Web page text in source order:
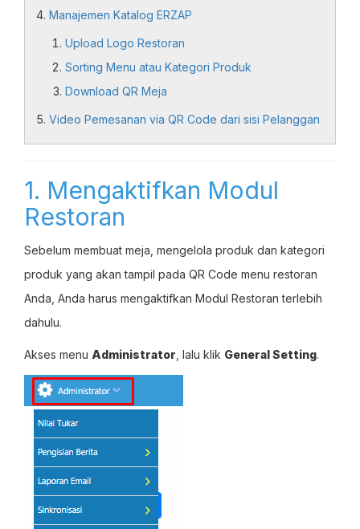
Manajemen Katalog ERZAP
Upload Logo Restoran
Sorting Menu atau Kategori Produk
Download QR Meja
Video Pemesanan via QR Code dari sisi Pelanggan
1. Mengaktifkan Modul
Restoran
Sebelum membuat meja, mengelola produk dan kategori
produk yang akan tampil pada QR Code menu restoran
Anda, Anda harus mengaktifkan Modul Restoran terlebih
dahulu.
Akses menu Administrator , lalu klik General Setting.